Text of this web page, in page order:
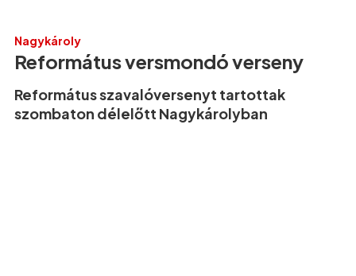
Nagykároly
Református versmondó verseny
Református szavalóversenyt tartottak
szombaton délelőtt Nagykárolyban